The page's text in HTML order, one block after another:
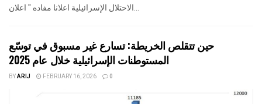
حين تتقلص الخريطة: تسارع غير مسبوق في توسّع
المستوطنات الإسرائيلية خلال عام 2025
BYARIJ FEBRUARY 16, 2026 0